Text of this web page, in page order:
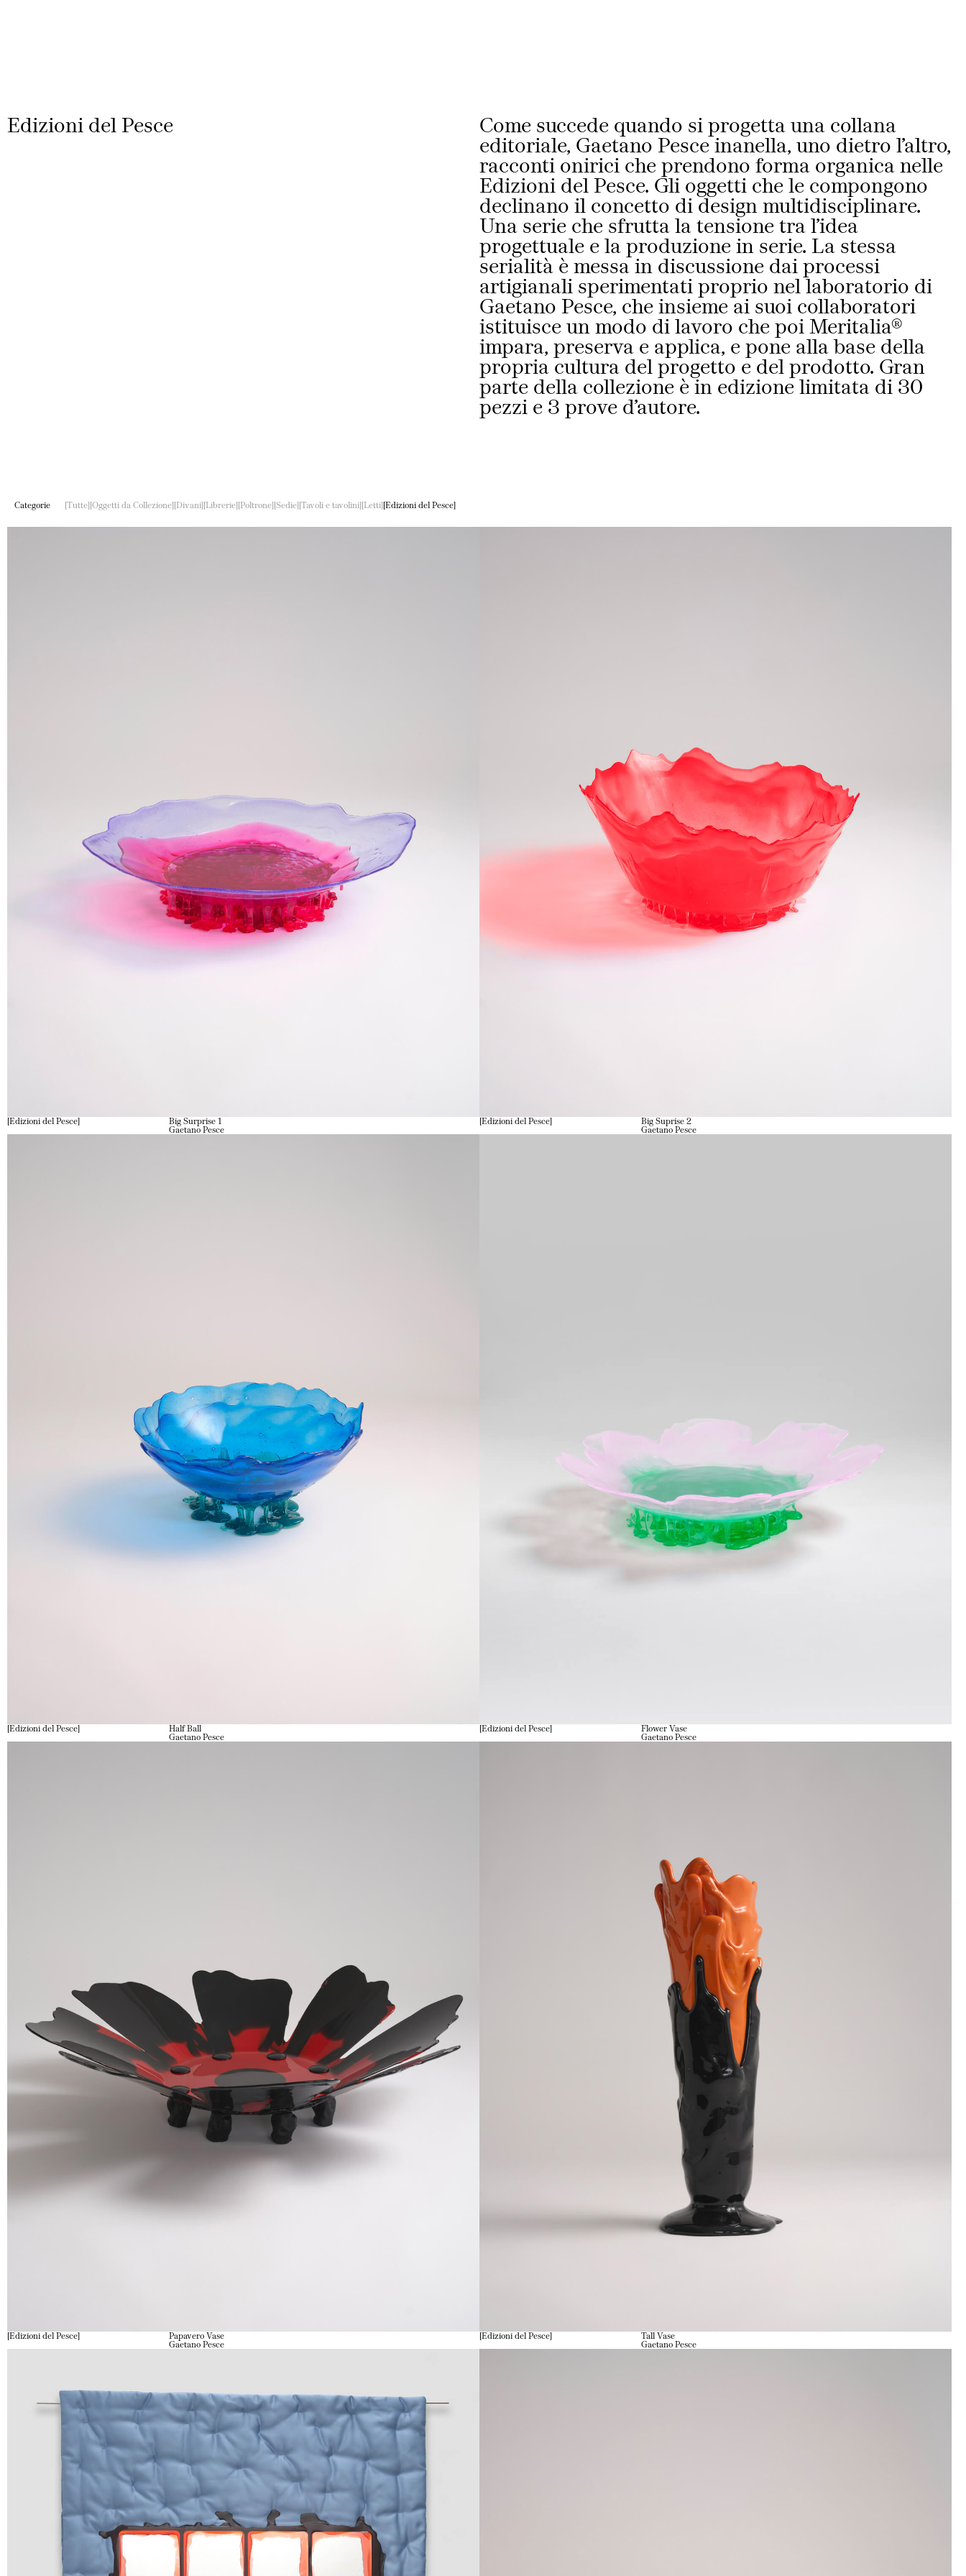
Edizioni del Pesce Come succede quando si progetta una collana
editoriale, Gaetano Pesce inanella, uno dietro l’altro,
racconti onirici che prendono forma organica nelle
Edizioni del Pesce. Gli oggetti che le compongono
declinano il concetto di design multidisciplinare.
Una serie che sfrutta la tensione tra l’idea
progettuale e la produzione in serie. La stessa
serialità è messa in discussione dai processi
artigianali sperimentati proprio nel laboratorio di
Gaetano Pesce, che insieme ai suoi collaboratori
istituisce un modo di lavoro che poi Meritalia®
impara, preserva e applica, e pone alla base della
propria cultura del progetto e del prodotto. Gran
parte della collezione è in edizione limitata di 30
pezzi e 3 prove d’autore.
Categorie Tutte Oggetti da Collezione Divani Librerie Poltrone Sedie Tavoli e tavolini Letti Edizioni del Pesce
Edizioni del Pesce
Big Surprise 1
Gaetano Pesce
Edizioni del Pesce
Big Suprise 2
Gaetano Pesce
Edizioni del Pesce
Half Ball
Gaetano Pesce
Edizioni del Pesce
Flower Vase
Gaetano Pesce
Edizioni del Pesce
Papavero Vase
Gaetano Pesce
Edizioni del Pesce
Tall Vase
Gaetano Pesce